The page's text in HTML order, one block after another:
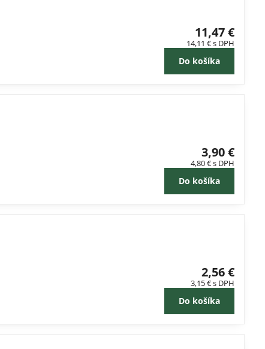
11,47 €
14,11 €s DPH
Do košíka
3,90 €
4,80 €s DPH
Do košíka
2,56 €
3,15 €s DPH
Do košíka